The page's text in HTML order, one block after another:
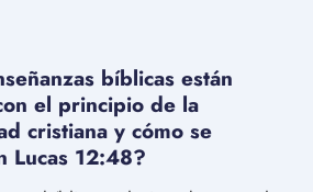
bíblicas están
el principio de la
cristiana y cómo se
Lucas 12:48?